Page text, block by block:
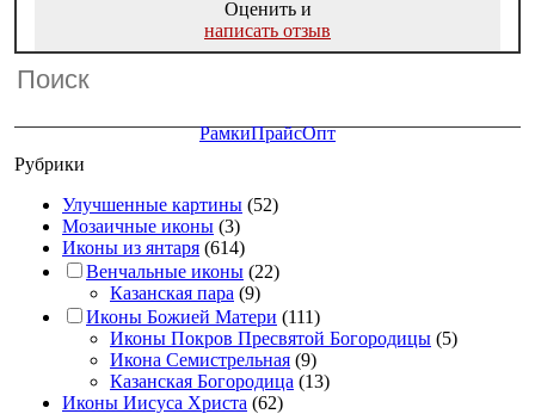
Оценить и
написать отзыв
РамкиПрайсОпт
Рубрики
Улучшенные картины (52)
Мозаичные иконы (3)
Иконы из янтаря (614)
Венчальные иконы (22)
Казанская пара (9)
Иконы Божией Матери (111)
Иконы Покров Пресвятой Богородицы (5)
Икона Семистрельная (9)
Казанская Богородица (13)
Иконы Иисуса Христа (62)